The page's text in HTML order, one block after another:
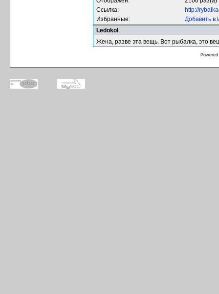
Ссылка:
http://
Избранные:
Добавить в
Ledokol
Жена, разве эта вещь. Вот рыбалка, это